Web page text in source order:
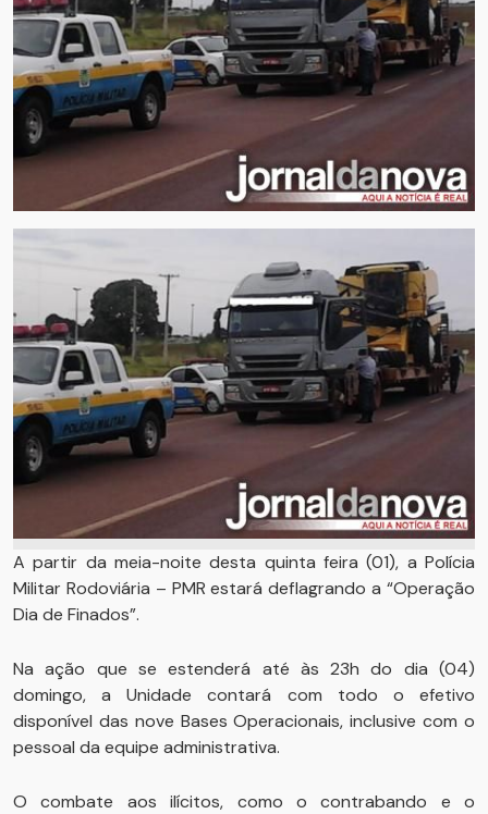
A partir da meia-noite desta quinta feira (01), a Polícia
Militar Rodoviária – PMR estará deflagrando a “Operação
Dia de Finados”.
Na ação que se estenderá até às 23h do dia (04)
domingo, a Unidade contará com todo o efetivo
disponível das nove Bases Operacionais, inclusive com o
pessoal da equipe administrativa.
O combate aos ilícitos, como o contrabando e o